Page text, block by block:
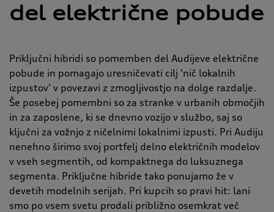
del električne pobude
Priključni hibridi so pomemben del Audijeve električne
pobude in pomagajo uresničevati cilj 'nič lokalnih
izpustov' v povezavi z zmogljivostjo na dolge razdalje.
Še posebej pomembni so za stranke v urbanih območjih
in za zaposlene, ki se dnevno vozijo v službo, saj so
ključni za vožnjo z ničelnimi lokalnimi izpusti. Pri Audiju
nenehno širimo svoj portfelj delno električnih modelov
v vseh segmentih, od kompaktnega do luksuznega
segmenta. Priključne hibride tako ponujamo že v
devetih modelnih serijah. Pri kupcih so pravi hit: lani
smo po vsem svetu prodali približno osemkrat več